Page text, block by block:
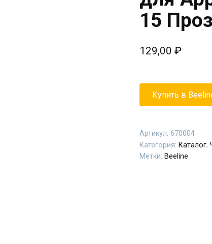
15
129,00 ₽
Купить в
Артикул: 670004
Категория: Каталог,
Метки: Beeline